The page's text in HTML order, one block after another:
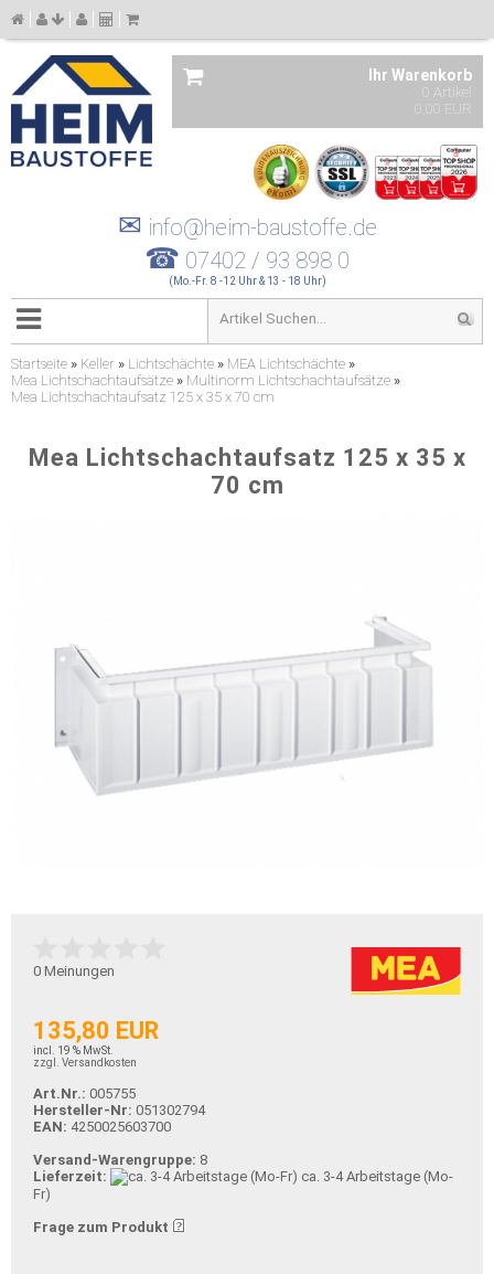
Ihr Warenkorb
0 Artikel
0,00 EUR
✉ info@heim-baustoffe.de
☎ 07402 / 93 898 0
(Mo.-Fr. 8 -12 Uhr & 13 - 18 Uhr)
Startseite » Keller » Lichtschächte » MEA Lichtschächte »
Mea Lichtschachtaufsätze » Multinorm Lichtschachtaufsätze »
Mea Lichtschachtaufsatz 125 x 35 x 70 cm
Mea Lichtschachtaufsatz 125 x 35 x
70 cm
0 Meinungen
135,80 EUR
incl. 19 % MwSt.
zzgl. Versandkosten
Art.Nr.: 005755
Hersteller-Nr: 051302794
EAN: 4250025603700
Versand-Warengruppe: 8
Lieferzeit:
ca. 3-4 Arbeitstage (Mo-
Fr)
Frage zum Produkt